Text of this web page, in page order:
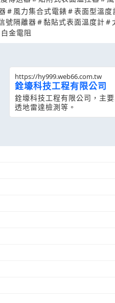
# 風力集合式電錶#表面型溫度
號隔離器#黏貼式表面溫度計#
白金電阻
https://hy999.web66.com.tw
銓壕科技工程有限公司
銓壕科技工程有限公司，主
透地雷達檢測等。